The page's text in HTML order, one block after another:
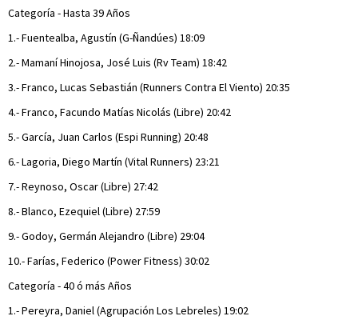
Categoría - Hasta 39 Años
1.- Fuentealba, Agustín (G-Ñandúes) 18:09
2.- Mamaní Hinojosa, José Luis (Rv Team) 18:42
3.- Franco, Lucas Sebastián (Runners Contra El Viento) 20:35
4.- Franco, Facundo Matías Nicolás (Libre) 20:42
5.- García, Juan Carlos (Espi Running) 20:48
6.- Lagoria, Diego Martín (Vital Runners) 23:21
7.- Reynoso, Oscar (Libre) 27:42
8.- Blanco, Ezequiel (Libre) 27:59
9.- Godoy, Germán Alejandro (Libre) 29:04
10.- Farías, Federico (Power Fitness) 30:02
Categoría - 40 ó más Años
1.- Pereyra, Daniel (Agrupación Los Lebreles) 19:02